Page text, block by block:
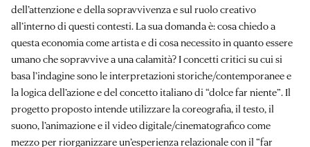
dell’attenzione e della sopravvivenza e sul ruolo creativo
all’interno di questi contesti. La sua domanda è: cosa chiedo a
questa economia come artista e di cosa necessito in quanto essere
umano che sopravvive a una calamità? I concetti critici su cui si
basa l’indagine sono le interpretazioni storiche/contemporanee e
la logica dell’azione e del concetto italiano di “dolce far niente”. Il
progetto proposto intende utilizzare la coreografia, il testo, il
suono, l’animazione e il video digitale/cinematografico come
mezzo per riorganizzare un’esperienza relazionale con il “far